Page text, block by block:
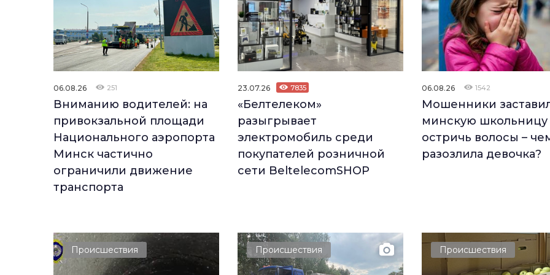
06.08.26 251
Вниманию водителей: на
привокзальной площади
Национального аэропорта
Минск частично
ограничили движение
транспорта
23.07.26 7835
«Белтелеком»
разыгрывает
электромобиль среди
покупателей розничной
сети BeltelecomSHOP
06.08.26 1542
Мошенники
минскую школьницу
остричь волосы –
разозлила девочка?
Происшествия Происшествия Происшествия